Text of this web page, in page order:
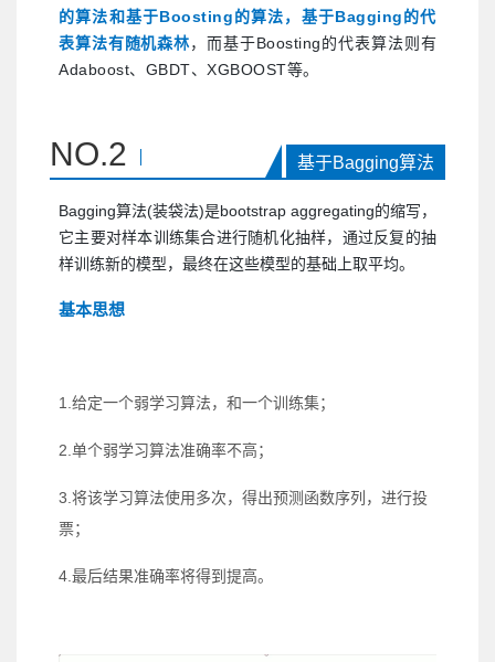
的算法和基于Boosting的算法，基于Bagging的代
表算法有随机森林，而基于Boosting的代表算法则有
Adaboost、GBDT、XGBOOST等。
NO.2 基于Bagging算法
Bagging算法(装袋法)是bootstrap aggregating的缩写，
它主要对样本训练集合进行随机化抽样，通过反复的抽
样训练新的模型，最终在这些模型的基础上取平均。
基本思想
1.给定一个弱学习算法，和一个训练集；
2.单个弱学习算法准确率不高；
3.将该学习算法使用多次，得出预测函数序列，进行投
票；
4.最后结果准确率将得到提高。